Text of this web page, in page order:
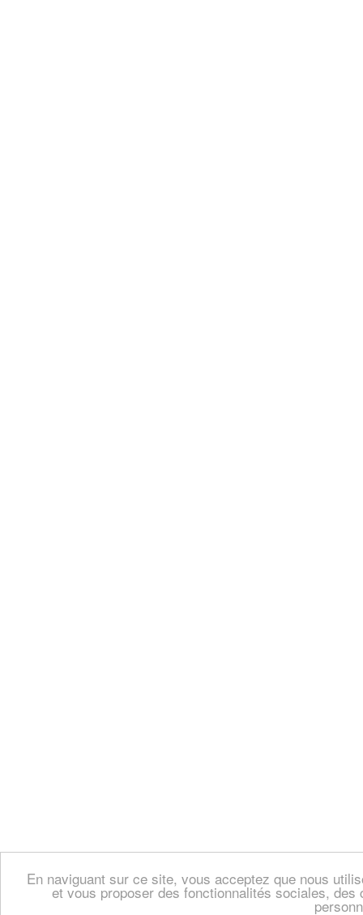
En naviguant sur ce site, vous acceptez que nous
et vous proposer des fonctionnalités sociales,